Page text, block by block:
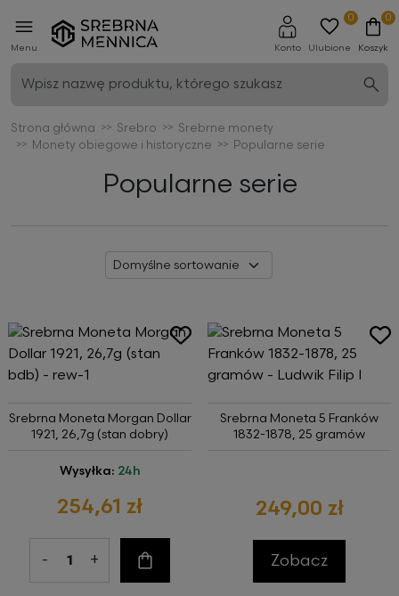
Menu Konto Ulubione
0 0
Koszyk
Strona główna Srebro
Srebrne monety
Monety obiegowe i historyczne
Popularne serie
Popularne serie
Srebrna Moneta Morgan Dollar
1921, 26,7g (stan dobry)
Wysyłka: 24h
254,61 zł
- + Do koszyka
Srebrna Moneta 5 Franków
1832-1878, 25 gramów
249,00 zł
Zobacz